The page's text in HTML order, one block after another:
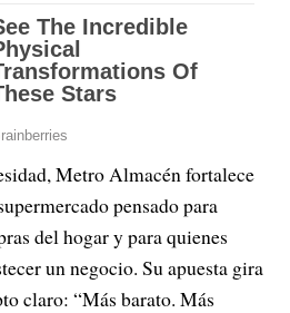
Metro Almacén fortalece
pensado para
del hogar y para quienes
un negocio. Su apuesta gira
claro: “Más barato. Más